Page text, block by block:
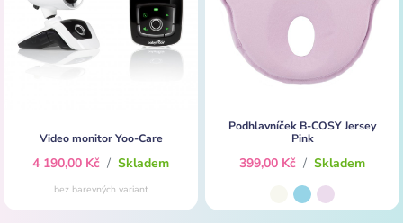
Video monitor Yoo-Care
4 190,00 Kč / Skladem
bez barevných variant
Podhlavníček B-COSY Jersey
Pink
399,00 Kč / Skladem